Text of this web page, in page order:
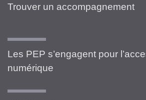
Trouver un accompagnement
Les PEP s’engagent pour
numérique